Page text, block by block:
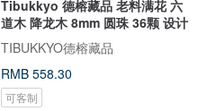
Tibukkyo 德榕藏品 老料满花 六
道木 降龙木 8mm 圆珠 36颗 设计
TIBUKKYO德榕藏品
RMB 558.30
可客制